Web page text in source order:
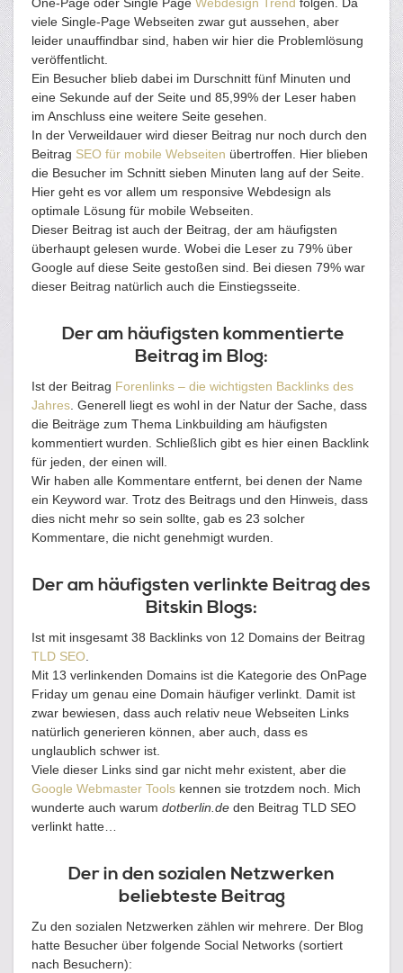
One-Page oder Single Page Webdesign Trend folgen. Da
viele Single-Page Webseiten zwar gut aussehen, aber
leider unauffindbar sind, haben wir hier die Problemlösung
veröffentlicht.
Ein Besucher blieb dabei im Durschnitt fünf Minuten und
eine Sekunde auf der Seite und 85,99% der Leser haben
im Anschluss eine weitere Seite gesehen.
In der Verweildauer wird dieser Beitrag nur noch durch den
Beitrag SEO für mobile Webseiten übertroffen. Hier blieben
die Besucher im Schnitt sieben Minuten lang auf der Seite.
Hier geht es vor allem um responsive Webdesign als
optimale Lösung für mobile Webseiten.
Dieser Beitrag ist auch der Beitrag, der am häufigsten
überhaupt gelesen wurde. Wobei die Leser zu 79% über
Google auf diese Seite gestoßen sind. Bei diesen 79% war
dieser Beitrag natürlich auch die Einstiegsseite.
Der am häufigsten kommentierte
Beitrag im Blog:
Ist der Beitrag Forenlinks – die wichtigsten Backlinks des
Jahres. Generell liegt es wohl in der Natur der Sache, dass
die Beiträge zum Thema Linkbuilding am häufigsten
kommentiert wurden. Schließlich gibt es hier einen Backlink
für jeden, der einen will.
Wir haben alle Kommentare entfernt, bei denen der Name
ein Keyword war. Trotz des Beitrags und den Hinweis, dass
dies nicht mehr so sein sollte, gab es 23 solcher
Kommentare, die nicht genehmigt wurden.
Der am häufigsten verlinkte Beitrag des
Bitskin Blogs:
Ist mit insgesamt 38 Backlinks von 12 Domains der Beitrag
TLD SEO.
Mit 13 verlinkenden Domains ist die Kategorie des OnPage
Friday um genau eine Domain häufiger verlinkt. Damit ist
zwar bewiesen, dass auch relativ neue Webseiten Links
natürlich generieren können, aber auch, dass es
unglaublich schwer ist.
Viele dieser Links sind gar nicht mehr existent, aber die
Google Webmaster Tools kennen sie trotzdem noch. Mich
wunderte auch warum dotberlin.de den Beitrag TLD SEO
verlinkt hatte…
Der in den sozialen Netzwerken
beliebteste Beitrag
Zu den sozialen Netzwerken zählen wir mehrere. Der Blog
hatte Besucher über folgende Social Networks (sortiert
nach Besuchern):